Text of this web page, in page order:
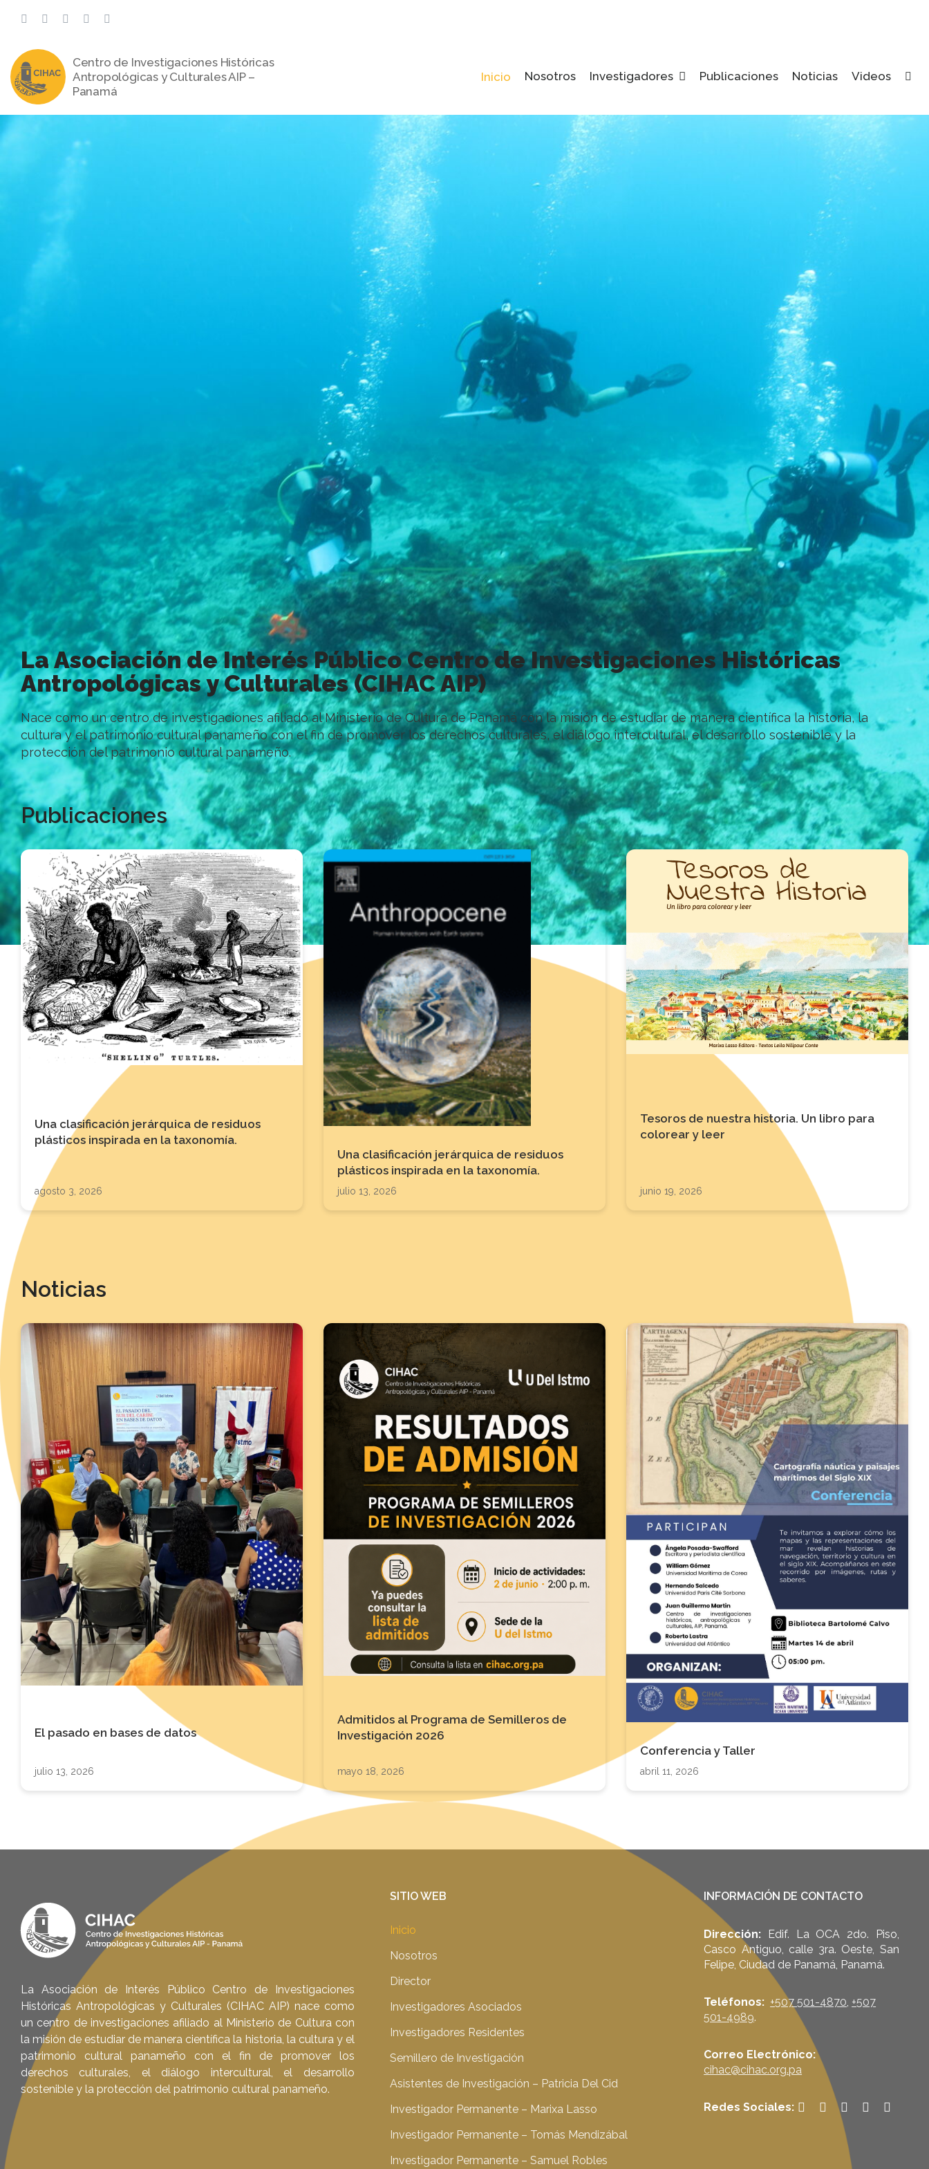
Centro de Investigaciones Históricas
Antropológicas y Culturales AIP –
Panamá
Inicio Nosotros Investigadores Publicaciones Noticias Videos
La Asociación de Interés Público Centro de Investigaciones Históricas
Antropológicas y Culturales (CIHAC AIP)
Nace como un centro de investigaciones afiliado al Ministerio de Cultura de Panamá con la misión de estudiar de manera científica la historia, la
cultura y el patrimonio cultural panameño con el fin de promover los derechos culturales, el diálogo intercultural, el desarrollo sostenible y la
protección del patrimonio cultural panameño.
Publicaciones
Una clasificación jerárquica de residuos
plásticos inspirada en la taxonomía.
agosto 3, 2026
Una clasificación jerárquica de residuos
plásticos inspirada en la taxonomía.
julio 13, 2026
Tesoros de nuestra historia. Un libro para
colorear y leer
junio 19, 2026
Noticias
El pasado en bases de datos
julio 13, 2026
Admitidos al Programa de Semilleros de
Investigación 2026
mayo 18, 2026
Conferencia y Taller
abril 11, 2026
La Asociación de Interés Público Centro de Investigaciones
Históricas Antropológicas y Culturales (CIHAC AIP) nace como
un centro de investigaciones afiliado al Ministerio de Cultura con
la misión de estudiar de manera científica la historia, la cultura y el
patrimonio cultural panameño con el fin de promover los
derechos culturales, el diálogo intercultural, el desarrollo
sostenible y la protección del patrimonio cultural panameño.
SITIO WEB
Inicio
Nosotros
Director
Investigadores Asociados
Investigadores Residentes
Semillero de Investigación
Asistentes de Investigación – Patricia Del Cid
Investigador Permanente – Marixa Lasso
Investigador Permanente – Tomás Mendizábal
Investigador Permanente – Samuel Robles
INFORMACIÓN DE CONTACTO
Dirección: Edif. La OCA 2do. Piso,
Casco Antiguo, calle 3ra. Oeste, San
Felipe, Ciudad de Panamá, Panamá.
Teléfonos: +507 501-4870, +507
501-4989.
Correo Electrónico:
cihac@cihac.org.pa
Redes Sociales: